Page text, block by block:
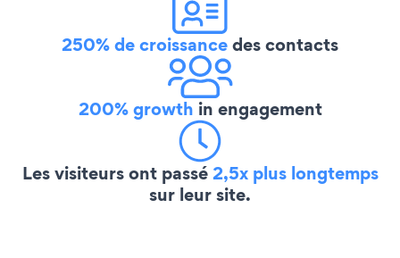
250% de croissancedes contacts
200% growth in engagement
Les visiteurs ont passé2,5x plus longtemps
sur leur site.